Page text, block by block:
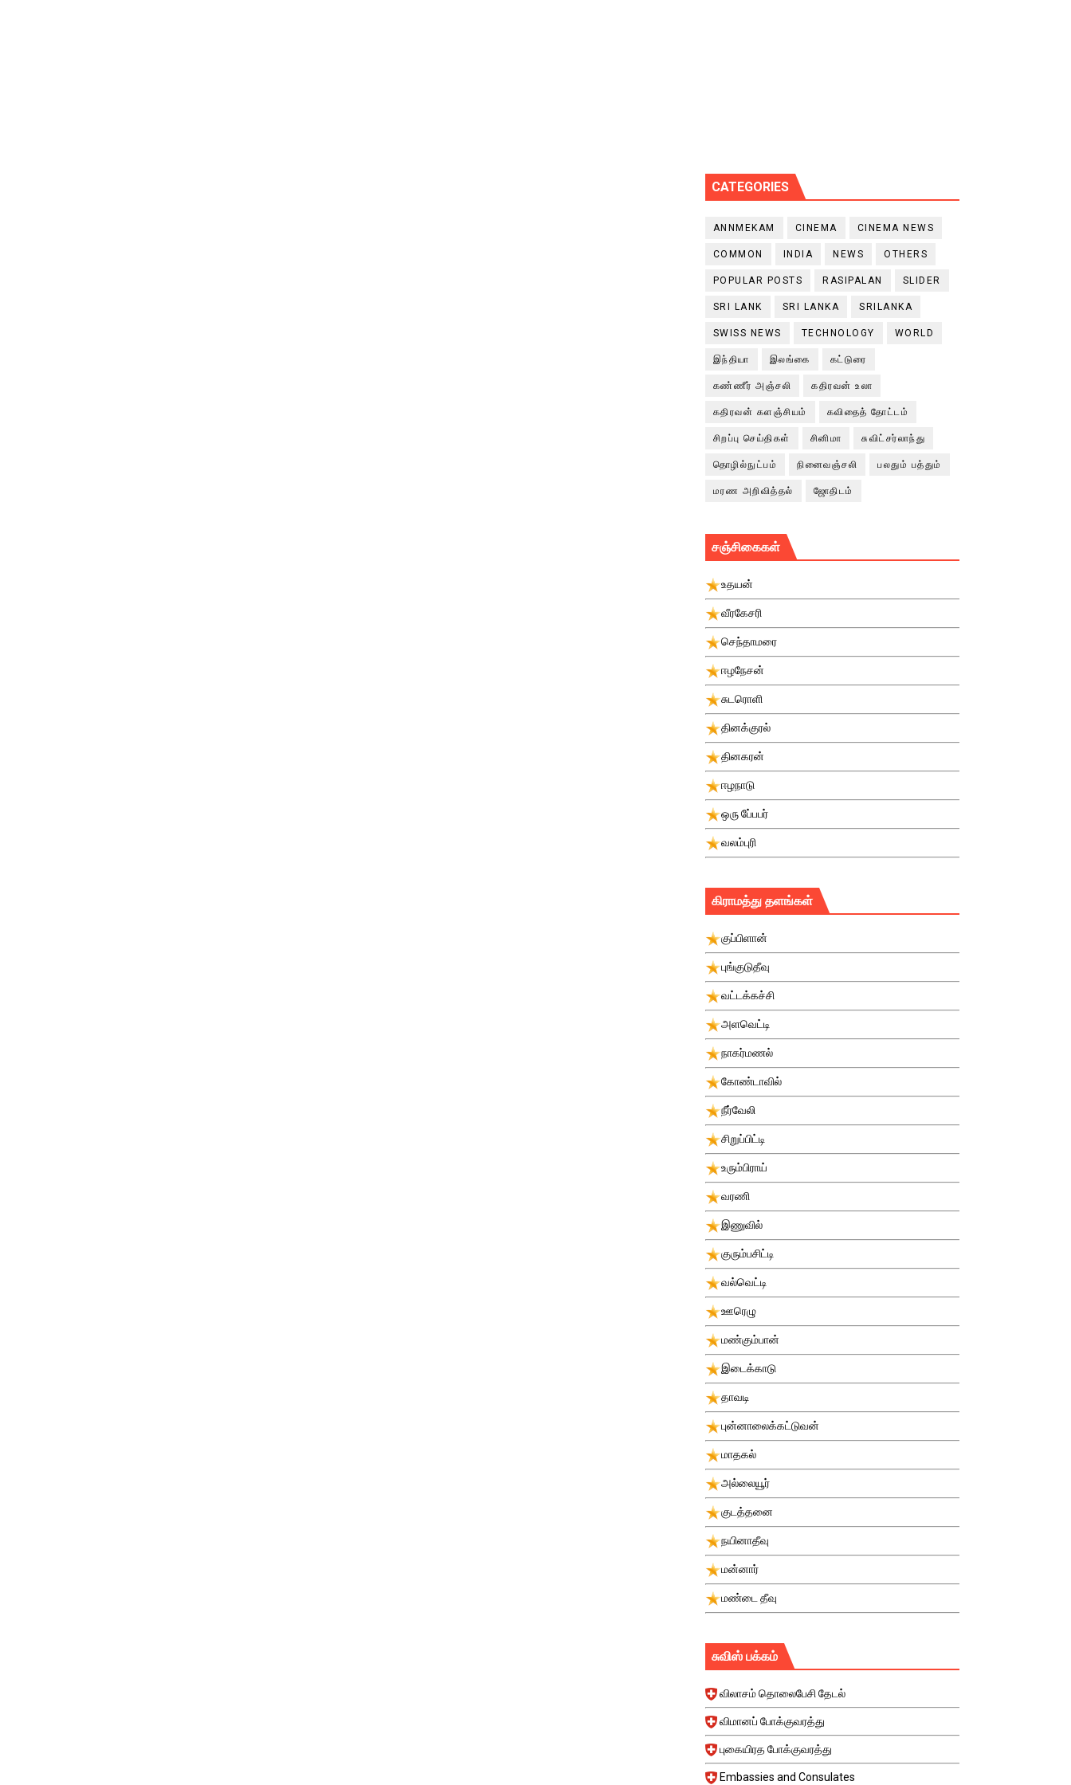
CATEGORIES
ANNMEKAM CINEMA CINEMA NEWS
COMMON INDIA NEWS OTHERS
POPULAR POSTS RASIPALAN SLIDER
SRI LANK SRI LANKA SRILANKA
SWISS NEWS TECHNOLOGY WORLD
இந்தியா இலங்கை கட்டுரை
கண்ணீர் அஞ்சலி கதிரவன் உலா
கதிரவன் களஞ்சியம் கவிதைத் தோட்டம்
சிறப்பு செய்திகள் சினிமா சுவிட்சர்லாந்து
தொழில்நுட்பம் நினைவஞ்சலி பலதும் பத்தும்
மரண அறிவித்தல் ஜோதிடம்
சஞ்சிகைகள்
உதயன்
வீரகேசரி
செந்தாமரை
ஈழநேசன்
சுடரொளி
தினக்குரல்
தினகரன்
ஈழநாடு
ஒரு பே்பபர்
வலம்புரி
கிராமத்து தளங்கள்
குப்பிளான்
புங்குடுதீவு
வட்டக்கச்சி
அளவெட்டி
நாகர்மணல்
கோண்டாவில்
நீர்வேலி
சிறுப்பிட்டி
உரும்பிராய்
வரணி
இணுவில்
குரும்பசிட்டி
வல்வெட்டி
ஊரெழு
மண்கும்பான்
இடைக்காடு
தாவடி
புன்னாலைக்கட்டுவன்
மாதகல்
அல்லையூர்
குடத்தனை
நயினாதீவு
மன்னார்
மண்டை தீவு
சுவிஸ் பக்கம்
விலாசம் தொலைபேசி தேடல்
விமானப் போக்குவரத்து
புகையிரத போக்குவரத்து
Embassies and Consulates